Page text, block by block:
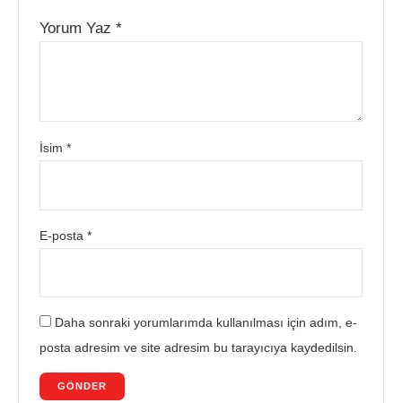
Yorum Yaz*
İsim*
E-posta*
Daha sonraki yorumlarımda kullanılması için adım, e-
posta adresim ve site adresim bu tarayıcıya kaydedilsin.